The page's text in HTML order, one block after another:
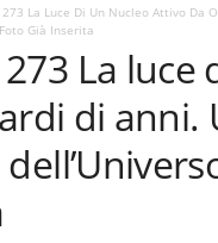
u
m
A
s
t
r
273 La Luce Di Un Nucleo Attivo Da
Già Inserita
La
di anni.